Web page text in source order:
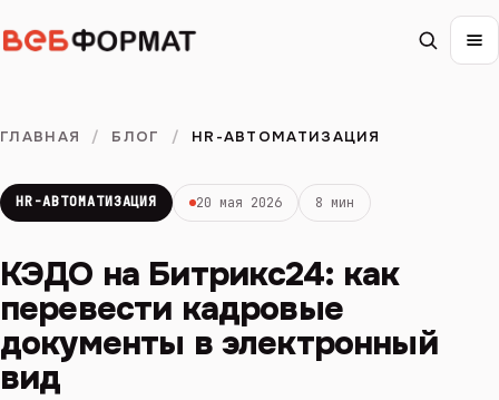
ГЛАВНАЯ / БЛОГ / HR-АВТОМАТИЗАЦИЯ
HR-АВТОМАТИЗАЦИЯ 20 мая 2026 8 мин
КЭДО на Битрикс24: как
перевести кадровые
документы в электронный
вид